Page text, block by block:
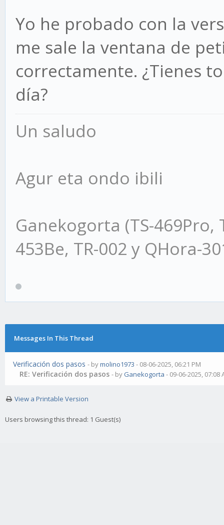
Yo he probado con la
me sale la ventana de
correctamente. ¿Tienes
día?
Un saludo
Agur eta ondo ibili
Ganekogorta (TS-469Pro,
453Be, TR-002 y QHora-
Messages In This Thread
Verificación dos pasos - bymolino1973 - 08-06-2025, 06:21 PM
RE: Verificación dos pasos - by Ganekogorta - 09-06-2025, 07:08
View a Printable Version
Users browsing this thread: 1 Guest(s)